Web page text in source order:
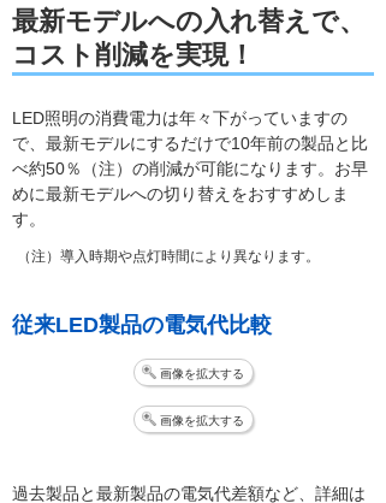
最新モデルへの入れ替えで、
コスト削減を実現！
LED照明の消費電力は年々下がっていますの
で、最新モデルにするだけで10年前の製品と比
べ約50％（注）の削減が可能になります。お早
めに最新モデルへの切り替えをおすすめしま
す。
（注）導入時期や点灯時間により異なります。
従来LED製品の電気代比較
画像を拡大する
画像を拡大する
過去製品と最新製品の電気代差額など、詳細は